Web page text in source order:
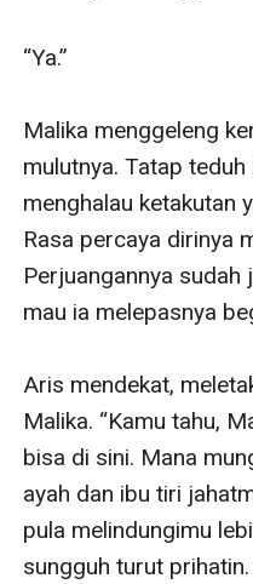
“Ya.”
Malika menggeleng
mulutnya. Tatap
menghalau ketakutan
Rasa percaya dirinya
Perjuangannya sudah
mau ia melepasnya
Aris mendekat,
Malika. “Kamu tahu,
bisa di sini. Mana
ayah dan ibu tiri
pula melindungimu
sungguh turut